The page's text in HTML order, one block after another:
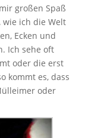
großen Spaß
wie ich die Welt
Ecken und
Ich sehe oft
oder die erst
kommt es, dass
oder